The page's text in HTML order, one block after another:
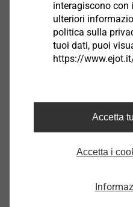
Viti
interagiscono con
ulteriori
politica sulla
tuoi dati, puoi
https://
Accetta
Accetta i